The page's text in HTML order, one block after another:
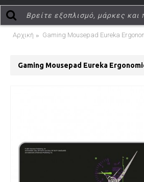
Αρχική Gaming Mousepad Eureka
Gaming Mousepad Eureka